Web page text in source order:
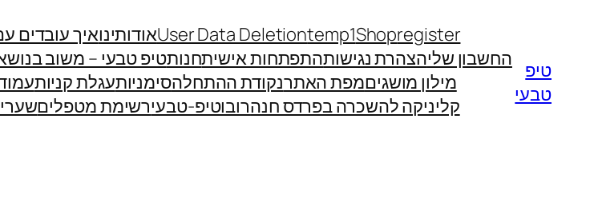
טיפ
טבעי
register
Shop
temp1
User Data Deletionאודותינואיך עובדים
החשבון שליהצהרת נגישותהתפתחות אישיתחנותטיפ טבעי – משוב
מילון מושגיםמפת האתרנקודת ההתחלהסימניותעגלת קניות
קליניקה להשכרה בפרדס חנהרובוטיפ-טבעירשימת מטפלים